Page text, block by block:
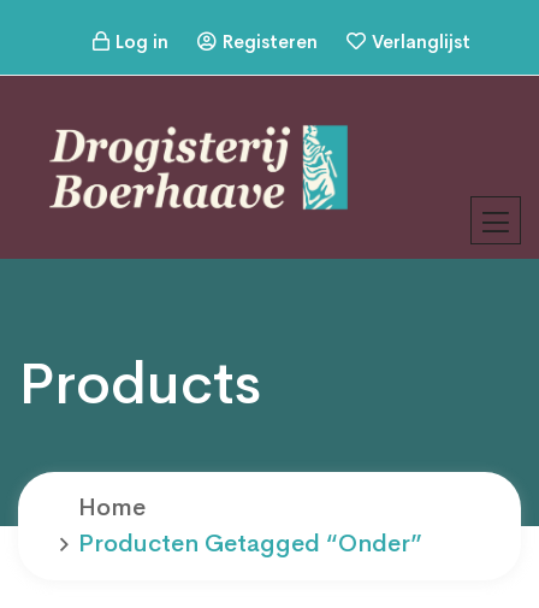
Log in Registeren Verlanglijst
Products
Home
Producten Getagged “onder”